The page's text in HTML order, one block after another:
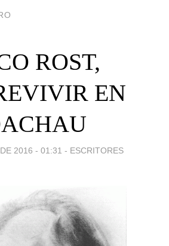
ROST,
EN
2016 - 01:31 - ESCRITORES